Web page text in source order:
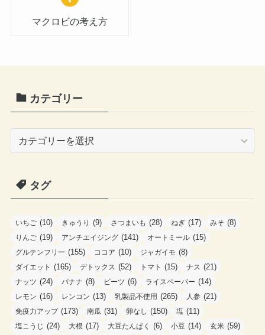
マクロビの考え方
カテゴリー
タグ
いちご (10) きゅうり (9) さつまいも (28) ねぎ (17) みそ (8)
りんご (19) アンチエイジング (141) オートミール (15)
グルテンフリー (155) ココア (10) ジャガイモ (8)
ダイエット (165) デトックス (52) トマト (15) ナス (21)
ナッツ (24) バナナ (8) ビーツ (6) ライスペーパー (14)
レモン (16) レンコン (13) 乳製品不使用 (265) 人参 (21)
免疫力アップ(173) 南瓜 (31) 卵なし (150) 塩 (11)
塩こうじ (24) 大根 (17) 大豆たんぱく (6) 小豆 (14) 玄米 (59)